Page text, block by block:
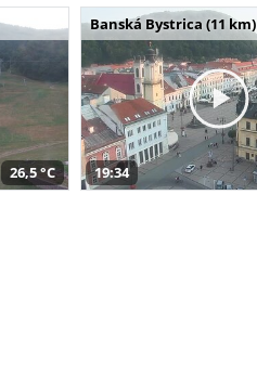
26,5 °C
Banská Bystrica (11 km)
19:34